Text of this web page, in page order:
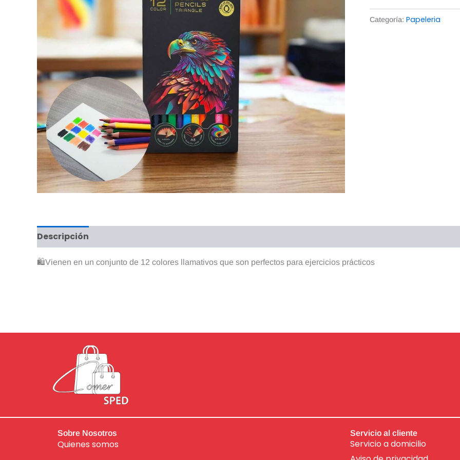
Categoría: Papeleria
Descripción
🛍️Vienen en un conjunto de 12 colores llamativos que son perfectos para ejercicios prácticos
Sobre Nosotros
Quienes somos
Servicio al cliente
Servicio a domicilio